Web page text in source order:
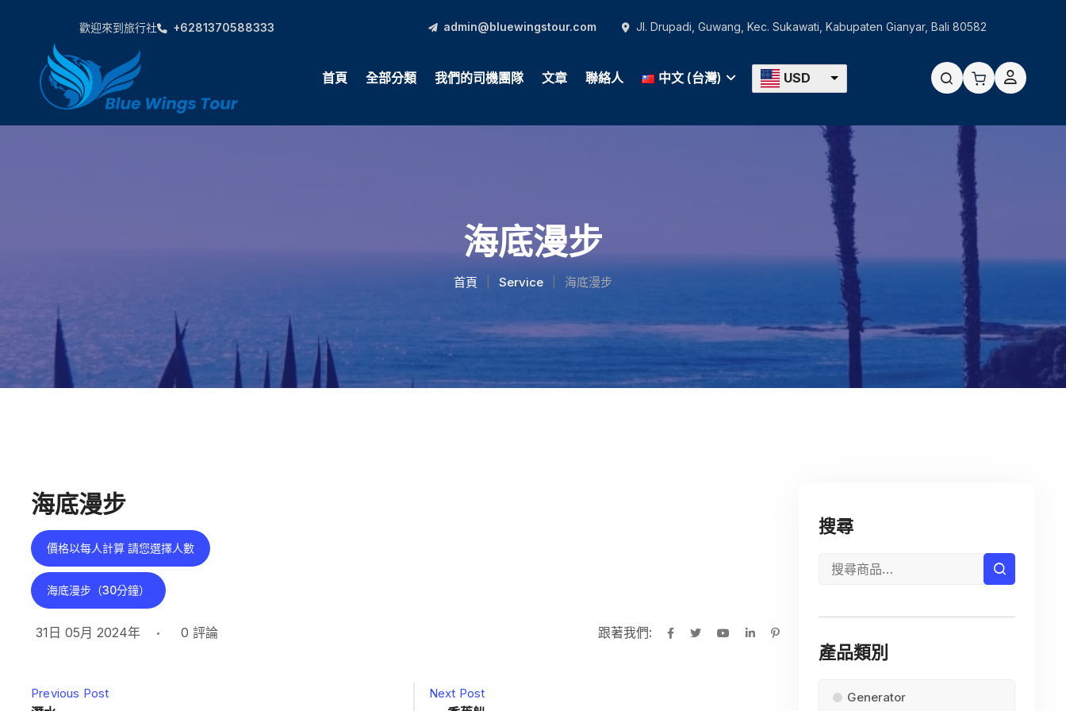
歡迎來到旅行社 +6281370588333 admin@bluewingstour.com Jl. Drupadi, Guwang, Kec. Sukawati, Kabupaten Gianyar, Bali 80582
首頁 全部分類 我們的司機團隊 文章 聯絡人 中文 (台灣) USD
海底漫步
首頁 Service 海底漫步
海底漫步
價格以每人計算 請您選擇人數
海底漫步（30分鐘）
31日 05月 2024年 0 評論 跟著我們:
Previous Post Next Post
搜尋
產品類別
Generator